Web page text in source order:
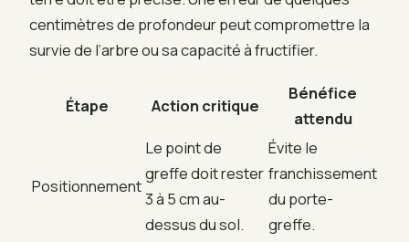
centimètres de profondeur peut compromettre la
survie de l’arbre ou sa capacité à fructifier.
Étape Action critique
Bénéfice
attendu
Positionnement
Le point de
greffe doit rester
3 à 5 cm au-
dessus du sol.
Évite le
franchissement
du porte-
greffe.